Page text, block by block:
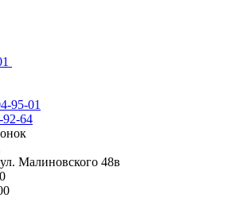
95-01
92-64
Малиновского 48в